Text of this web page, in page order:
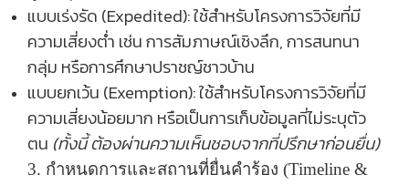
แบบเร่งรัด (Expedited):ใช้สำหรับโครงการวิจัยที่มี
ความเสี่ยงต่ำ เช่น การสัมภาษณ์เชิงลึก, การสนทนา
กลุ่ม หรือการศึกษาปราชญ์ชาวบ้าน
แบบยกเว้น (Exemption):ใช้สำหรับโครงการวิจัยที่มี
ความเสี่ยงน้อยมาก หรือเป็นการเก็บข้อมูลที่ไม่ระบุตัว
ตน (ทั้งนี้ ต้องผ่านความเห็นชอบจากที่ปรึกษาก่อนยื่น)
3. กำหนดการและสถานที่ยื่นคำร้อง (Timeline &